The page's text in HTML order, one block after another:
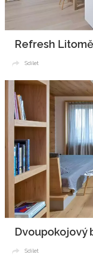
Refresh
Sdílet
Sdílet